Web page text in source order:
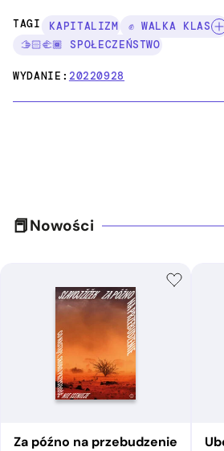
TAGI: KAPITALIZM ✊ WALKA KLAS
🫱🏻‍🫲🏾 SPOŁECZEŃSTWO
WYDANIE:20220928
Nowości
Za późno na przebudzenie